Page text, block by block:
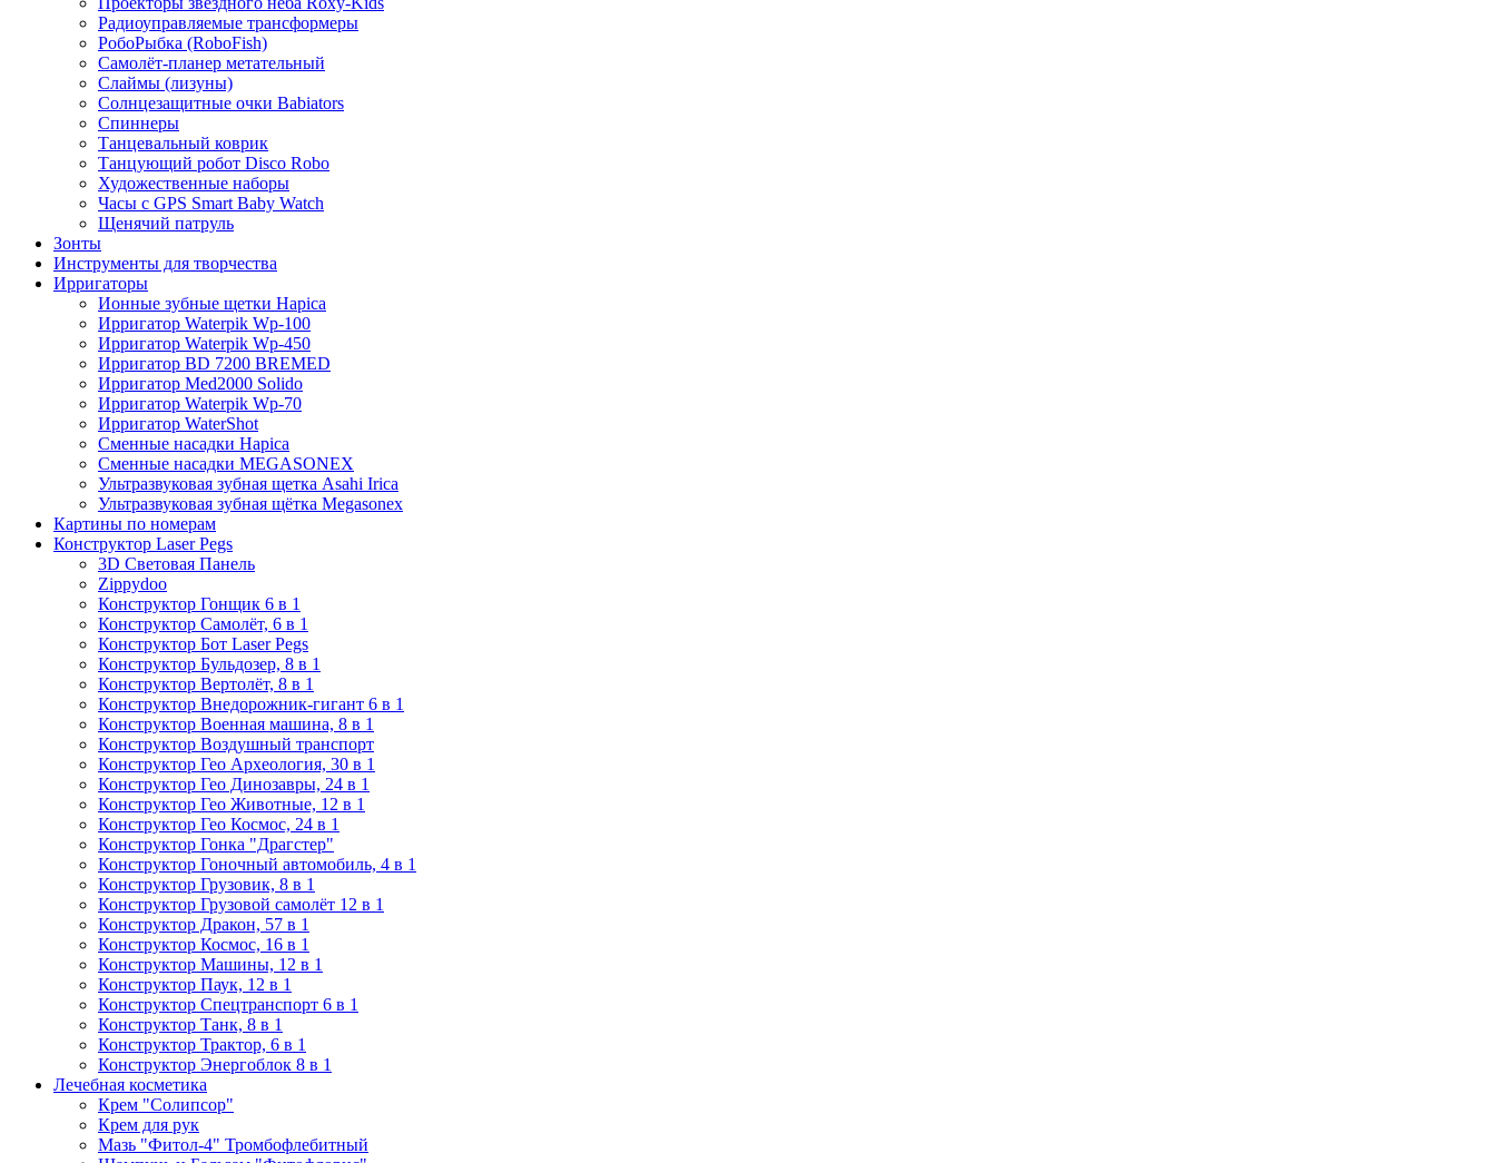
Радиоуправляемые трансформеры
РобоРыбка (RoboFish)
Самолёт-планер метательный
Слаймы (лизуны)
Солнцезащитные очки Babiators
Спиннеры
Танцевальный коврик
Танцующий робот Disco Robo
Художественные наборы
Часы с GPS Smart Baby Watch
Щенячий патруль
Зонты
Инструменты для творчества
Ирригаторы
Ионные зубные щетки Hapica
Ирригатор Waterpik Wp-100
Ирригатор Waterpik Wp-450
Ирригатор BD 7200 BREMED
Ирригатор Med2000 Solido
Ирригатор Waterpik Wp-70
Ирригатор WaterShot
Сменные насадки Hapica
Сменные насадки MEGASONEX
Ультразвуковая зубная щетка Asahi Irica
Ультразвуковая зубная щётка Megasonex
Картины по номерам
Конструктор Laser Pegs
3D Световая Панель
Zippydoo
Конструктор Гонщик 6 в 1
Конструктор Cамолёт, 6 в 1
Конструктор Бот Laser Pegs
Конструктор Бульдозер, 8 в 1
Конструктор Вертолёт, 8 в 1
Конструктор Внедорожник-гигант 6 в 1
Конструктор Военная машина, 8 в 1
Конструктор Воздушный транспорт
Конструктор Гео Археология, 30 в 1
Конструктор Гео Динозавры, 24 в 1
Конструктор Гео Животные, 12 в 1
Конструктор Гео Космос, 24 в 1
Конструктор Гонка "Драгстер"
Конструктор Гоночный автомобиль, 4 в 1
Конструктор Грузовик, 8 в 1
Конструктор Грузовой самолёт 12 в 1
Конструктор Дракон, 57 в 1
Конструктор Космос, 16 в 1
Конструктор Машины, 12 в 1
Конструктор Паук, 12 в 1
Конструктор Спецтранспорт 6 в 1
Конструктор Танк, 8 в 1
Конструктор Трактор, 6 в 1
Конструктор Энергоблок 8 в 1
Лечебная косметика
Крем "Солипсор"
Крем для рук
Мазь "Фитол-4" Тромбофлебитный